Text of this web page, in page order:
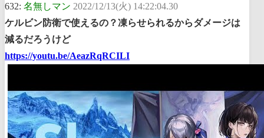
632: 名無しマン 2022/12/13(火) 14:22:04.30
ケルビン防衛で使えるの？凍らせられるからダメージは
減るだろうけど
https://youtu.be/AeazRqRCILI